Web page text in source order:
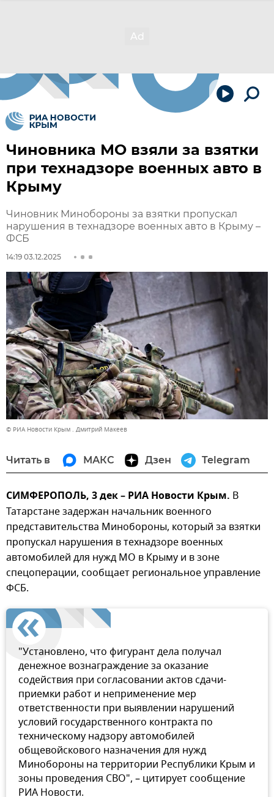
Чиновника МО взяли за взятки
при технадзоре военных авто в
Крыму
Чиновник Минобороны за взятки пропускал
нарушения в технадзоре военных авто в Крыму –
ФСБ
14:19 03.12.2025
© РИА Новости Крым . Дмитрий Макеев
Читать в МАКС Дзен Telegram
СИМФЕРОПОЛЬ, 3 дек – РИА Новости Крым. В
Татарстане задержан начальник военного
представительства Минобороны, который за взятки
пропускал нарушения в технадзоре военных
автомобилей для нужд МО в Крыму и в зоне
спецоперации, сообщает региональное управление
ФСБ.
"Установлено, что фигурант дела получал
денежное вознаграждение за оказание
содействия при согласовании актов сдачи-
приемки работ и неприменение мер
ответственности при выявлении нарушений
условий государственного контракта по
техническому надзору автомобилей
общевойскового назначения для нужд
Минобороны на территории Республики Крым и
зоны проведения СВО", – цитирует сообщение
РИА Новости.